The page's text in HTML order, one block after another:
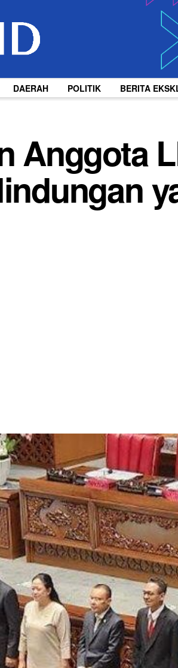
DAERAH POLITIK BERITA
Anggota